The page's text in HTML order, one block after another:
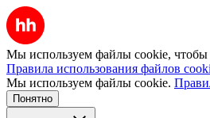
Мы используем файлы cookie, чтобы
Правила использования файлов
Мы используем файлы cookie.
Понятно